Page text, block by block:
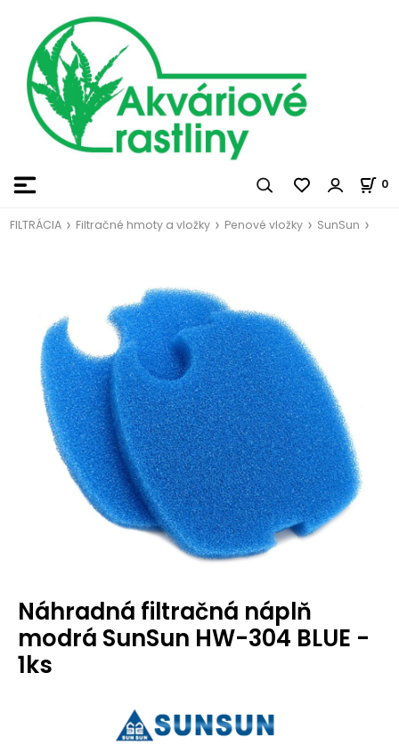
0
FILTRÁCIA Filtračné hmoty a vložky Penové vložky SunSun
Náhradná filtračná náplň
modrá SunSun HW-304 BLUE -
1ks